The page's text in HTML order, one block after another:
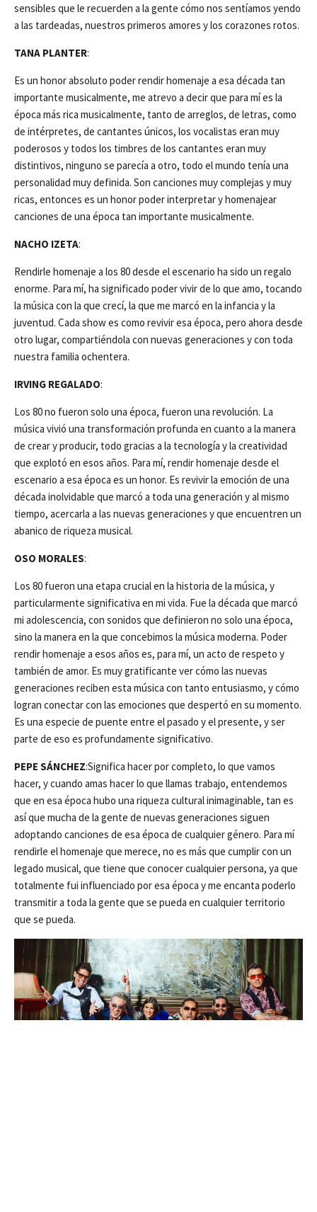
sensibles que le recuerden a la gente cómo nos sentíamos yendo
a las tardeadas, nuestros primeros amores y los corazones rotos.
TANA PLANTER:
Es un honor absoluto poder rendir homenaje a esa década tan
importante musicalmente, me atrevo a decir que para mí es la
época más rica musicalmente, tanto de arreglos, de letras, como
de intérpretes, de cantantes únicos, los vocalistas eran muy
poderosos y todos los timbres de los cantantes eran muy
distintivos, ninguno se parecía a otro, todo el mundo tenía una
personalidad muy definida. Son canciones muy complejas y muy
ricas, entonces es un honor poder interpretar y homenajear
canciones de una época tan importante musicalmente.
NACHO IZETA:
Rendirle homenaje a los 80 desde el escenario ha sido un regalo
enorme. Para mí, ha significado poder vivir de lo que amo, tocando
la música con la que crecí, la que me marcó en la infancia y la
juventud. Cada show es como revivir esa época, pero ahora desde
otro lugar, compartiéndola con nuevas generaciones y con toda
nuestra familia ochentera.
IRVING REGALADO:
Los 80 no fueron solo una época, fueron una revolución. La
música vivió una transformación profunda en cuanto a la manera
de crear y producir, todo gracias a la tecnología y la creatividad
que explotó en esos años. Para mí, rendir homenaje desde el
escenario a esa época es un honor. Es revivir la emoción de una
década inolvidable que marcó a toda una generación y al mismo
tiempo, acercarla a las nuevas generaciones y que encuentren un
abanico de riqueza musical.
OSO MORALES:
Los 80 fueron una etapa crucial en la historia de la música, y
particularmente significativa en mi vida. Fue la década que marcó
mi adolescencia, con sonidos que definieron no solo una época,
sino la manera en la que concebimos la música moderna. Poder
rendir homenaje a esos años es, para mí, un acto de respeto y
también de amor. Es muy gratificante ver cómo las nuevas
generaciones reciben esta música con tanto entusiasmo, y cómo
logran conectar con las emociones que despertó en su momento.
Es una especie de puente entre el pasado y el presente, y ser
parte de eso es profundamente significativo.
PEPE SÁNCHEZ:Significa hacer por completo, lo que vamos
hacer, y cuando amas hacer lo que llamas trabajo, entendemos
que en esa época hubo una riqueza cultural inimaginable, tan es
así que mucha de la gente de nuevas generaciones siguen
adoptando canciones de esa época de cualquier género. Para mí
rendirle el homenaje que merece, no es más que cumplir con un
legado musical, que tiene que conocer cualquier persona, ya que
totalmente fui influenciado por esa época y me encanta poderlo
transmitir a toda la gente que se pueda en cualquier territorio
que se pueda.